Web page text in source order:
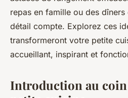
repas en famille ou des
détail compte. Explorez ces
transformeront votre petite
accueillant, inspirant et
Introduction au coin